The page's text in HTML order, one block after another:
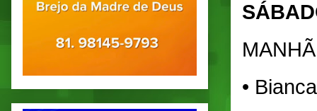
MANHÃ
•